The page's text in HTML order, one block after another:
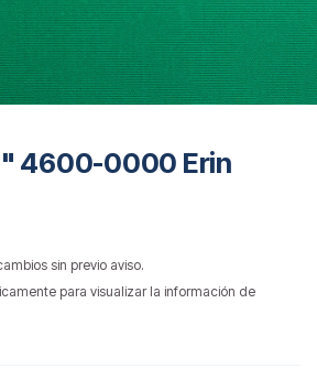
4600-0000 Erin
sin previo aviso.
para visualizar la información de